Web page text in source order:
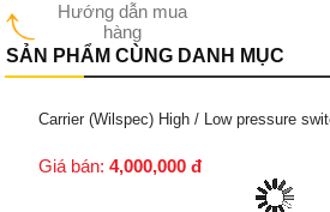
Hướng dẫn mua
hàng
SẢN PHẨM CÙNG DANH MỤC
Carrier (Wilspec) High / Low pressure
Giá bán:4,000,000 đ